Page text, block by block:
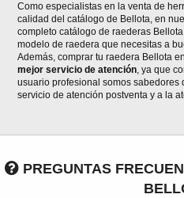
Como especialistas en la venta de
calidad del catálogo de Bellota, en
completo catálogo de raederas
modelo de raedera que necesitas a
Además, comprar tu raedera Bellota
mejor servicio de atención, ya que
usuario profesional somos sabedores
servicio de atención postventa y a la
PREGUNTAS